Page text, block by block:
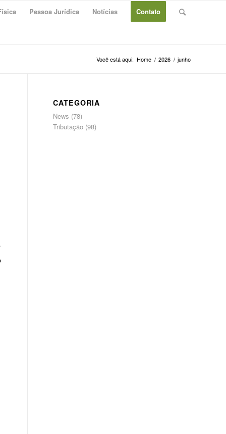
Pessoa Jurídica Notícias Contato
Você está aqui: Home / 2026 / junho
CATEGORIA
News (78)
Tributação (98)